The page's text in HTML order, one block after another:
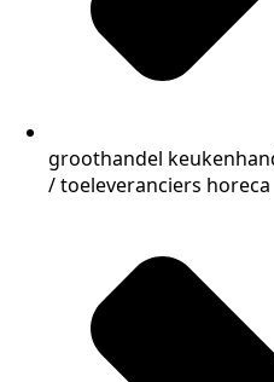
groothandel
/ toeleveranciers horeca